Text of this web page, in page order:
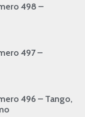
498 –
497 –
496 – Tango,